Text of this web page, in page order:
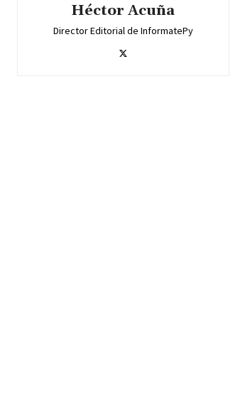
Héctor Acuña
Director Editorial de InformatePy